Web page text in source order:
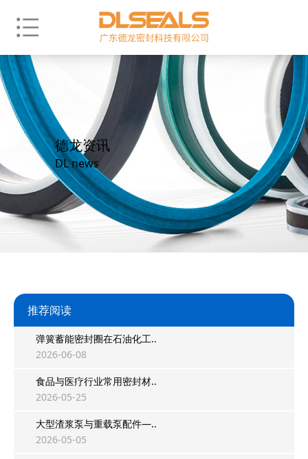
德龙资讯
DL news
推荐阅读
弹簧蓄能密封圈在石油化工..
2026-06-08
食品与医疗行业常用密封材..
2026-05-25
大型渣浆泵与重载泵配件—..
2026-05-05